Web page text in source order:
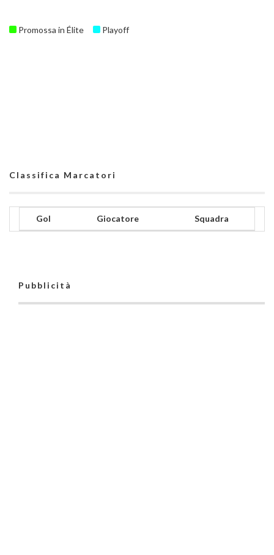
Promossa in Élite Playoff
Classifica Marcatori
Gol Giocatore Squadra
Pubblicità